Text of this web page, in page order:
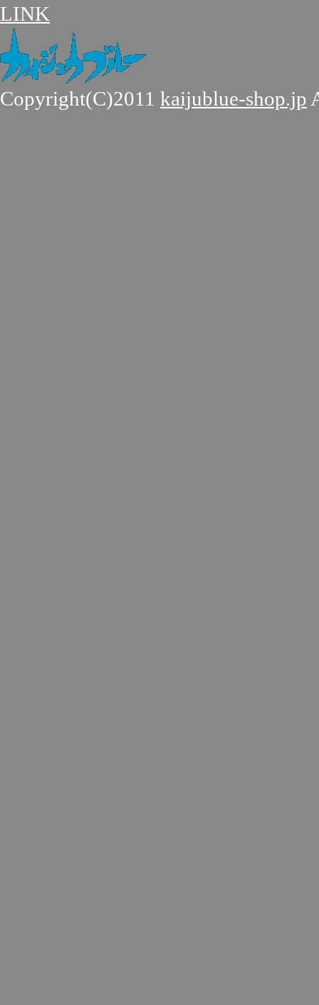
LINK
Copyright(C)2011 kaijublue-shop.jp